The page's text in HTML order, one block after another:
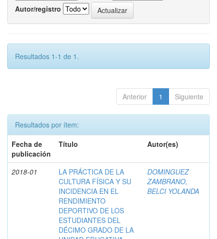
Autor/registro
Resultados 1-1 de 1.
Anterior 1 Siguiente
Resultados por ítem:
Fecha de
publicación
Título Autor(es)
2018-01
LA PRÁCTICA DE LA
CULTURA FÍSICA Y SU
INCIDENCIA EN EL
RENDIMIENTO
DEPORTIVO DE LOS
ESTUDIANTES DEL
DÉCIMO GRADO DE LA
DOMINGUEZ
ZAMBRANO,
BELCI YOLANDA